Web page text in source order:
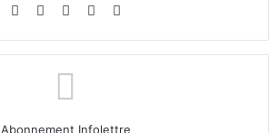
WebsiteFacebook
X Linkedin
Abonnement Infolettre